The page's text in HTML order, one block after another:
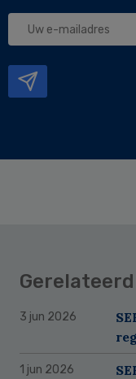
Uw
3 jun 2026
1 jun 2026